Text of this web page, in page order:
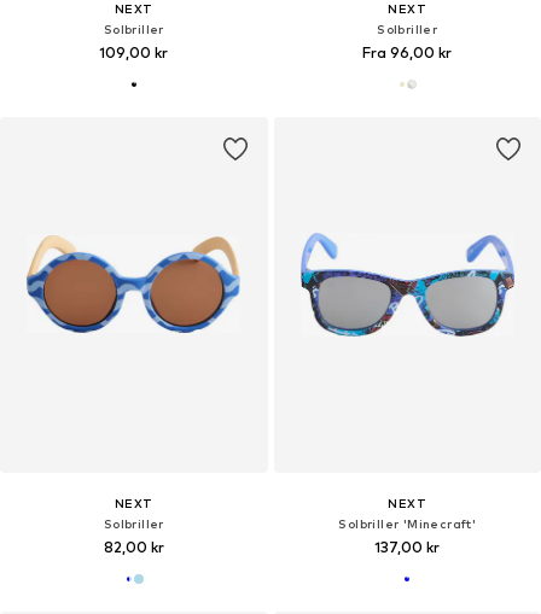
NEXT
Solbriller
109,00 kr
NEXT
Solbriller
Fra 96,00 kr
NEXT
Solbriller
82,00 kr
NEXT
Solbriller 'Minecraft'
137,00 kr